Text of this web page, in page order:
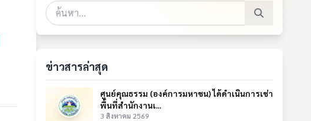
ข่าวสารล่าสุด
ศูนย์คุณธรรม (องค์การมหาชน) ได้ดำเนินการเช่า
พื้นที่สำนักงานเ...
3 สิงหาคม 2569